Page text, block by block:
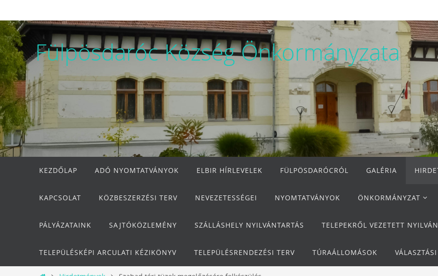
Fülpösdaróc Község Önkormányzata
KEZDŐLAP
ADÓ NYOMTATVÁNYOK ELBIR HÍRLEVELEK FÜLPÖSDARÓCRÓL GALÉRIA
KAPCSOLAT KÖZBESZERZÉSI TERV NEVEZETESSÉGEI NYOMTATVÁNYOK ÖNKORMÁNYZAT
PÁLYÁZATAINK SAJTÓKÖZLEMÉNY SZÁLLÁSHELY NYILVÁNTARTÁS TELEPEKRŐL VEZETETT
TELEPÜLÉSKÉPI ARCULATI KÉZIKÖNYV TELEPÜLÉSRENDEZÉSI TERV TÚRAÁLLOMÁSOK